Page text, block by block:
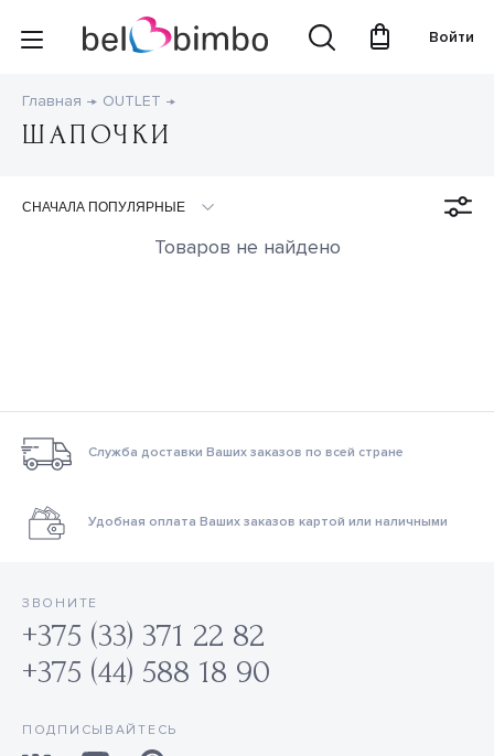
Войти
Главная OUTLET
ШАПОЧКИ
Товаров не найдено
Служба доставки Ваших заказов по всей стране
Удобная оплата Ваших заказов картой или наличными
ЗВОНИТЕ
+375 (33) 371 22 82
+375 (44) 588 18 90
ПОДПИСЫВАЙТЕСЬ